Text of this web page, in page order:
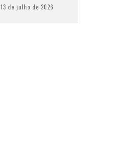
13 de julho de 2026